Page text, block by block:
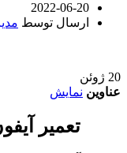
2022-06-20
ارسال توسط
20 ژوئن
عناوین نمایش
تعمیر